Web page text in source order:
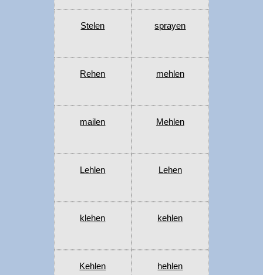
Stelen sprayen
Rehen mehlen
mailen Mehlen
Lehlen Lehen
klehen kehlen
Kehlen hehlen